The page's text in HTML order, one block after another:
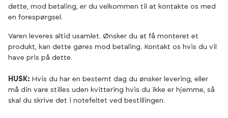
dette, mod betaling, er du velkommen til at kontakte os med
en forespørgsel.
Varen leveres altid usamlet. Ønsker du at få monteret et
produkt, kan dette gøres mod betaling. Kontakt os hvis du vil
have pris på dette.
HUSK: Hvis du har en bestemt dag du ønsker levering, eller
må din vare stilles uden kvittering hvis du ikke er hjemme, så
skal du skrive det i notefeltet ved bestillingen.